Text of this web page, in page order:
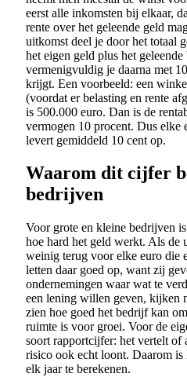
eerst alle inkomsten bij elkaar,
rente over het geleende geld
uitkomst deel je door het totaal
het eigen geld plus het
vermenigvuldig je daarna met
krijgt. Een voorbeeld: een
(voordat er belasting en rente
is 500.000 euro. Dan is de
vermogen 10 procent. Dus elke
levert gemiddeld 10 cent op.
Waarom dit cijfer
bedrijven
Voor grote en kleine bedrijven
hoe hard het geld werkt. Als de
weinig terug voor elke euro die
letten daar goed op, want zij
ondernemingen waar wat te
een lening willen geven, kijken
zien hoe goed het bedrijf kan
ruimte is voor groei. Voor de
soort rapportcijfer: het vertelt of
risico ook echt loont. Daarom is
elk jaar te berekenen.